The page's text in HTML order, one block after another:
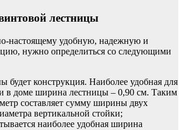
лестницы
настоящему удобную, надежную и
нужно определиться со следующими
будет конструкция. Наиболее удобная для
в доме ширина лестницы – 0,90 см. Таким
составляет сумму ширины двух
вертикальной стойки;
наиболее удобная ширина